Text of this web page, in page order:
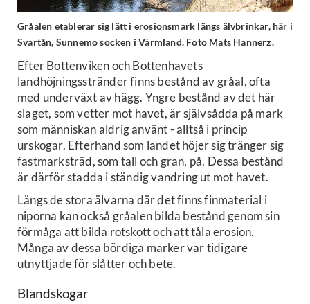
Gråalen etablerar sig lätt i erosionsmark längs älvbrinkar, här i
Svartån, Sunnemo socken i Värmland. Foto Mats Hannerz.
Efter Bottenviken och Bottenhavets
landhöjningsstränder finns bestånd av gråal, ofta
med underväxt av hägg. Yngre bestånd av det här
slaget, som vetter mot havet, är självsådda på mark
som människan aldrig använt - alltså i princip
urskogar. Efterhand som landet höjer sig tränger sig
fastmarksträd, som tall och gran, på. Dessa bestånd
är därför stadda i ständig vandring ut mot havet.
Längs de stora älvarna där det finns finmaterial i
niporna kan också gråalen bilda bestånd genom sin
förmåga att bilda rotskott och att tåla erosion.
Många av dessa bördiga marker var tidigare
utnyttjade för slåtter och bete.
Blandskogar